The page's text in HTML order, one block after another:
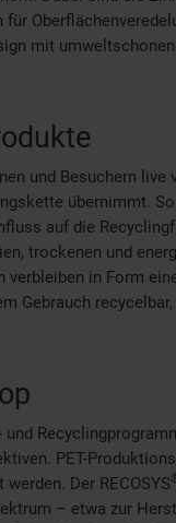
mit
und Besuchern
übernimmt.
auf die
trockenen und
verbleiben in Form
Gebrauch
PET-
Der RECOSYS
– etwa zur